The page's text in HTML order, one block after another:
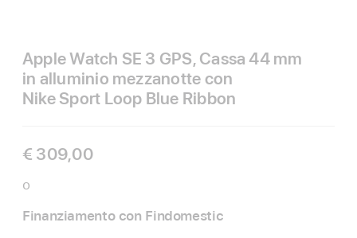
Apple Watch SE 3 GPS, Cassa 44 mm
in alluminio mezzanotte con
Nike Sport Loop Blue Ribbon
€ 309,00
o
Finanziamento con Findomestic